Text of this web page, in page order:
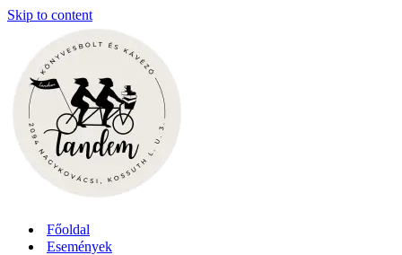
Skip to content
Főoldal
Események